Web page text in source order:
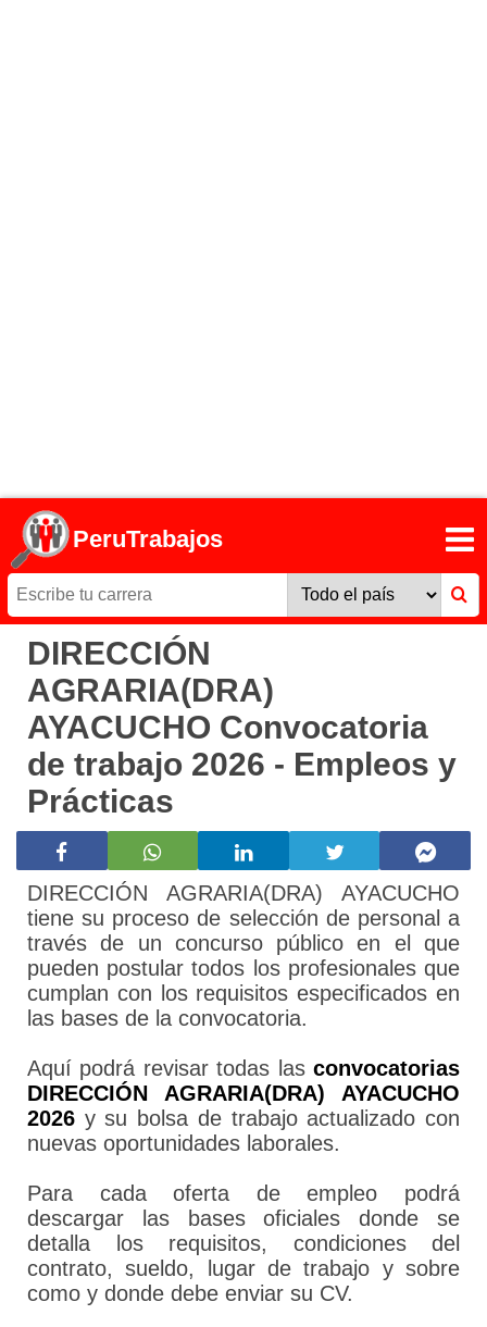
PeruTrabajos
DIRECCIÓN
AGRARIA(DRA)
AYACUCHO Convocatoria
de trabajo 2026 - Empleos y
Prácticas
DIRECCIÓN AGRARIA(DRA) AYACUCHO
tiene su proceso de selección de personal a
través de un concurso público en el que
pueden postular todos los profesionales que
cumplan con los requisitos especificados en
las bases de la convocatoria.
Aquí podrá revisar todas las convocatorias
DIRECCIÓN AGRARIA(DRA) AYACUCHO
2026 y su bolsa de trabajo actualizado con
nuevas oportunidades laborales.
Para cada oferta de empleo podrá
descargar las bases oficiales donde se
detalla los requisitos, condiciones del
contrato, sueldo, lugar de trabajo y sobre
como y donde debe enviar su CV.